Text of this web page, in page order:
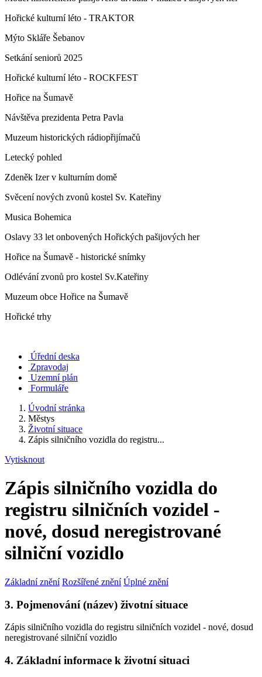
Hořické kulturní léto - TRAKTOR
Mýto Skláře Šebanov
Setkání seniorů 2025
Hořické kulturní léto - ROCKFEST
Hořice na Šumavě
Návštěva prezidenta Petra Pavla
Muzeum historických rádiopřijímačů
Letecký pohled
Zdeněk Izer v kulturním domě
Svěcení nových zvonů kostel Sv. Kateřiny
Musica Bohemica
Oslavy 33 let onbovených Hořických pašijových her
Hořice na Šumavě - historické snímky
Odlévání zvonů pro kostel Sv.Kateřiny
Muzeum obce Hořice na Šumavě
Hořické trhy
Úřední deska
Zpravodaj
Uzemní plán
Formuláře
Úvodní stránka
Městys
Životní situace
Zápis silničního vozidla do registru...
Vytisknout
Zápis silničního vozidla do
registru silničních vozidel -
nové, dosud neregistrované
silniční vozidlo
Základní znění Rozšířené znění Úplné znění
3. Pojmenování (název) životní situace
Zápis silničního vozidla do registru silničních vozidel - nové, dosud
neregistrované silniční vozidlo
4. Základní informace k životní situaci